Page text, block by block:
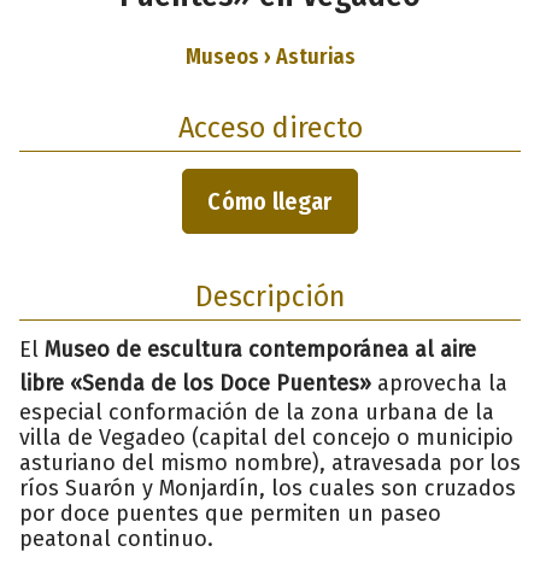
Museos › Asturias
Acceso directo
Cómo llegar
Descripción
El Museo de escultura contemporánea al aire
libre «Senda de los Doce Puentes» aprovecha la
especial conformación de la zona urbana de la
villa de Vegadeo (capital del concejo o municipio
asturiano del mismo nombre), atravesada por los
ríos Suarón y Monjardín, los cuales son cruzados
por doce puentes que permiten un paseo
peatonal continuo.